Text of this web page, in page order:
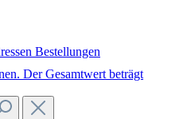
Bestellungen
Der Gesamtwert beträgt